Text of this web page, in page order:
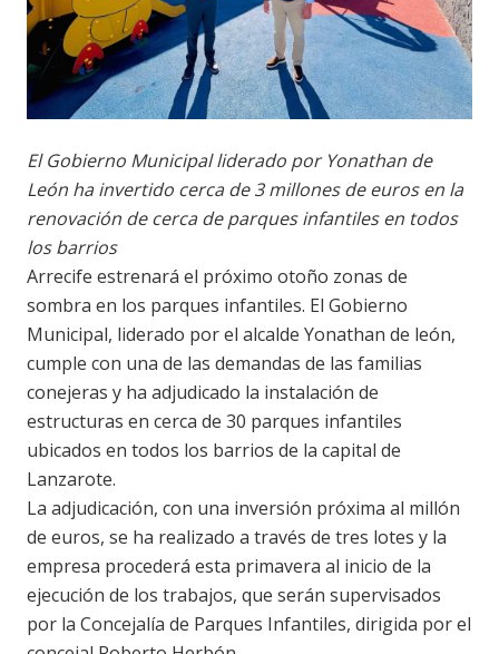
El Gobierno Municipal liderado por Yonathan de
León ha invertido cerca de 3 millones de euros en la
renovación de cerca de parques infantiles en todos
los barrios
Arrecife estrenará el próximo otoño zonas de
sombra en los parques infantiles. El Gobierno
Municipal, liderado por el alcalde Yonathan de león,
cumple con una de las demandas de las familias
conejeras y ha adjudicado la instalación de
estructuras en cerca de 30 parques infantiles
ubicados en todos los barrios de la capital de
Lanzarote.
La adjudicación, con una inversión próxima al millón
de euros, se ha realizado a través de tres lotes y la
empresa procederá esta primavera al inicio de la
ejecución de los trabajos, que serán supervisados
por la Concejalía de Parques Infantiles, dirigida por el